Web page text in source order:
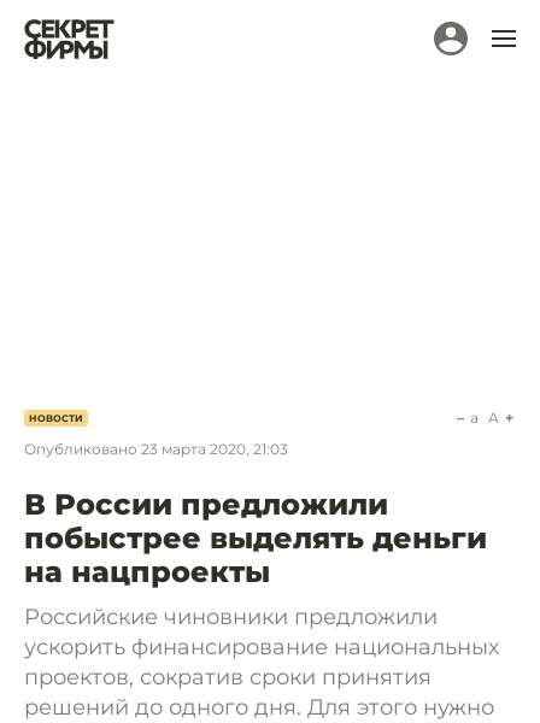
НОВОСТИ
Опубликовано 23 марта 2020, 21:03
a A
В России предложили
побыстрее выделять деньги
на нацпроекты
Российские чиновники предложили
ускорить финансирование национальных
проектов, сократив сроки принятия
решений до одного дня. Для этого нужно